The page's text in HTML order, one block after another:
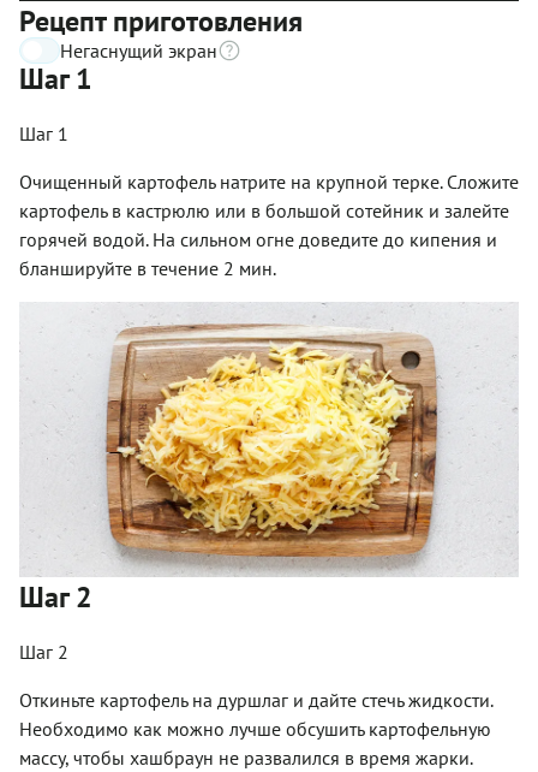
Рецепт приготовления
Негаснущий экран
Шаг 1
Шаг 1
Очищенный картофель натрите на крупной терке. Сложите
картофель в кастрюлю или в большой сотейник и залейте
горячей водой. На сильном огне доведите до кипения и
бланшируйте в течение 2 мин.
Шаг 2
Шаг 2
Откиньте картофель на дуршлаг и дайте стечь жидкости.
Необходимо как можно лучше обсушить картофельную
массу, чтобы хашбраун не развалился в время жарки.